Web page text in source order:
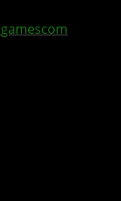
gamescom